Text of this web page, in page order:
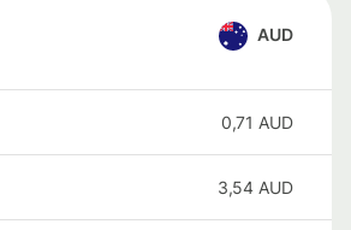
AUD
0,71 AUD
3,54 AUD